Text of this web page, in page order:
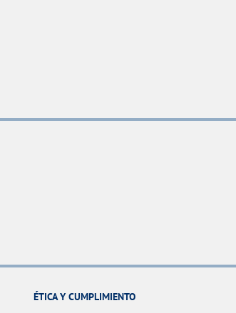
ÉTICA Y CUMPLIMIENTO